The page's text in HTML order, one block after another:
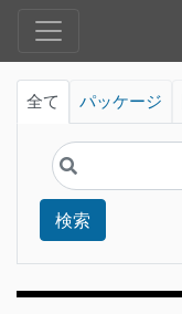
全て パッケージ
検索